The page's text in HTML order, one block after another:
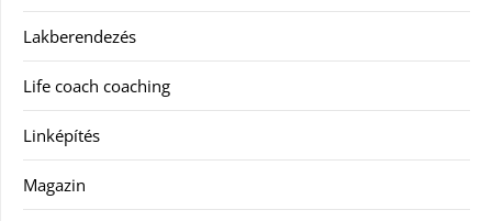
Lakberendezés
Life coach coaching
Linképítés
Magazin